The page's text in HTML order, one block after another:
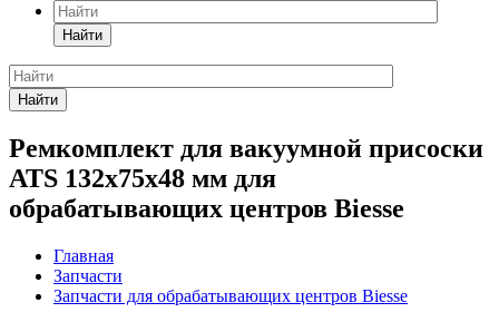
Найти
Найти
Ремкомплект для вакуумной присоски
ATS 132x75x48 мм для
обрабатывающих центров Biesse
Главная
Запчасти
Запчасти для обрабатывающих центров Biesse